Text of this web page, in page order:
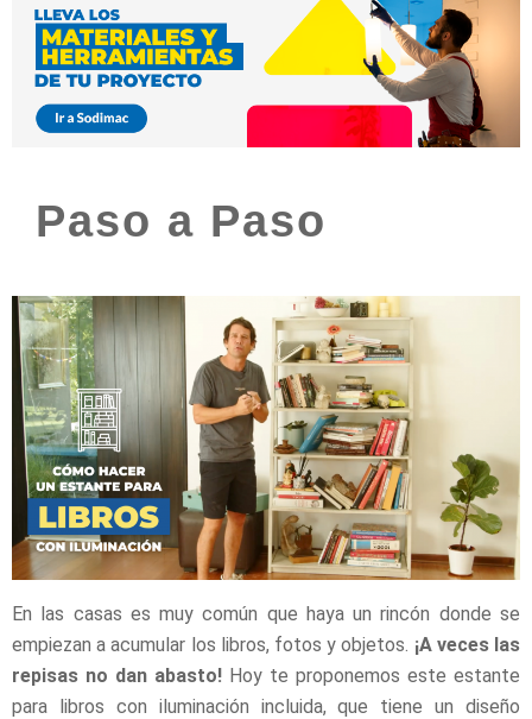
Paso a Paso
En las casas es muy común que haya un rincón donde se
empiezan a acumular los libros, fotos y objetos. ¡A veces las
repisas no dan abasto! Hoy te proponemos este estante
para libros con iluminación incluida, que tiene un diseño